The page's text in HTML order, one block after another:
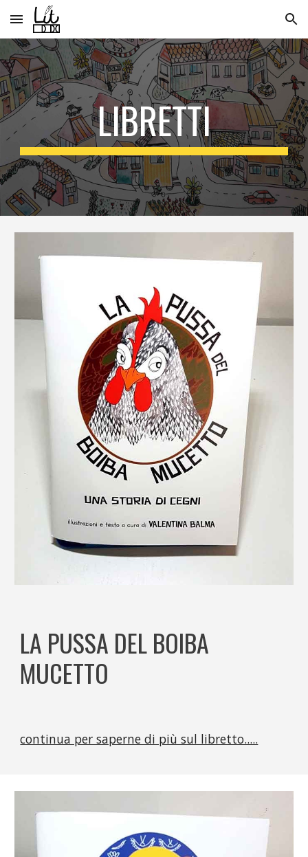
Skip to main content Skip to navigation
LIBRETTI
LA PUSSA DEL BOIBA
MUCETTO
continua per saperne di più sul libretto.....